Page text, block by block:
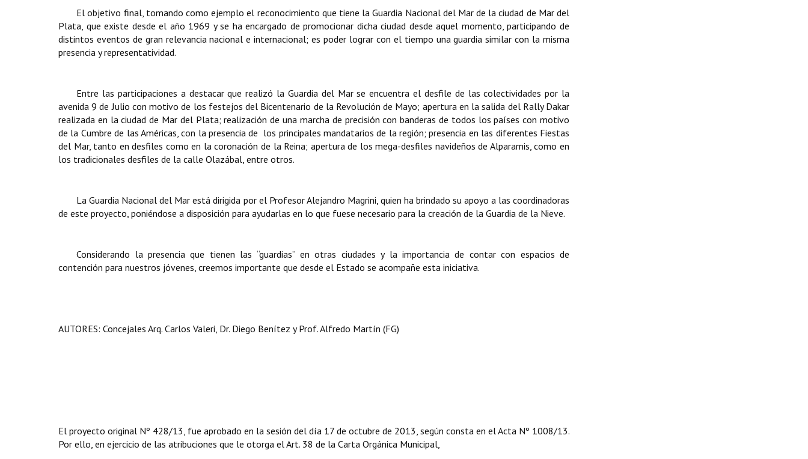
El objetivo final, tomando como ejemplo el reconocimiento que tiene la Guardia Nacional del Mar de la ciudad de Mar del
Plata, que existe desde el año 1969 y se ha encargado de promocionar dicha ciudad desde aquel momento, participando de
distintos eventos de gran relevancia nacional e internacional; es poder lograr con el tiempo una guardia similar con la misma
presencia y representatividad.
Entre las participaciones a destacar que realizó la Guardia del Mar se encuentra el desfile de las colectividades por la
avenida 9 de Julio con motivo de los festejos del Bicentenario de la Revolución de Mayo; apertura en la salida del Rally Dakar
realizada en la ciudad de Mar del Plata; realización de una marcha de precisión con banderas de todos los países con motivo
de la Cumbre de las Américas, con la presencia de los principales mandatarios de la región; presencia en las diferentes Fiestas
del Mar, tanto en desfiles como en la coronación de la Reina; apertura de los mega-desfiles navideños de Alparamis, como en
los tradicionales desfiles de la calle Olazábal, entre otros.
La Guardia Nacional del Mar está dirigida por el Profesor Alejandro Magrini, quien ha brindado su apoyo a las coordinadoras
de este proyecto, poniéndose a disposición para ayudarlas en lo que fuese necesario para la creación de la Guardia de la Nieve.
Considerando la presencia que tienen las “guardias” en otras ciudades y la importancia de contar con espacios de
contención para nuestros jóvenes, creemos importante que desde el Estado se acompañe esta iniciativa.
AUTORES: Concejales Arq. Carlos Valeri, Dr. Diego Benítez y Prof. Alfredo Martín (FG)
El proyecto original Nº 428/13, fue aprobado en la sesión del día 17 de octubre de 2013, según consta en el Acta Nº 1008/13.
Por ello, en ejercicio de las atribuciones que le otorga el Art. 38 de la Carta Orgánica Municipal,